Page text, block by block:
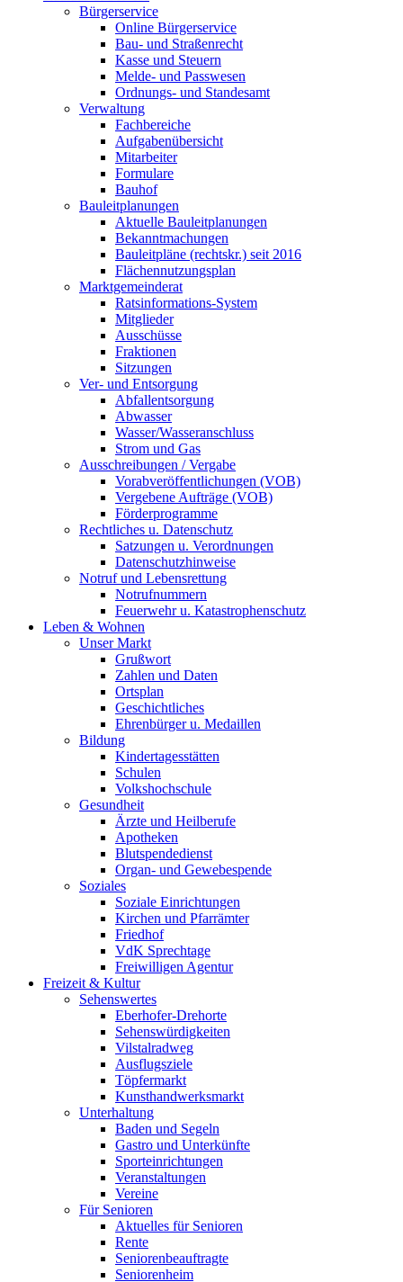
Bürgerservice
Online Bürgerservice
Bau- und Straßenrecht
Kasse und Steuern
Melde- und Passwesen
Ordnungs- und Standesamt
Verwaltung
Fachbereiche
Aufgabenübersicht
Mitarbeiter
Formulare
Bauhof
Bauleitplanungen
Aktuelle Bauleitplanungen
Bekanntmachungen
Bauleitpläne (rechtskr.) seit 2016
Flächennutzungsplan
Marktgemeinderat
Ratsinformations-System
Mitglieder
Ausschüsse
Fraktionen
Sitzungen
Ver- und Entsorgung
Abfallentsorgung
Abwasser
Wasser/Wasseranschluss
Strom und Gas
Ausschreibungen / Vergabe
Vorabveröffentlichungen (VOB)
Vergebene Aufträge (VOB)
Förderprogramme
Rechtliches u. Datenschutz
Satzungen u. Verordnungen
Datenschutzhinweise
Notruf und Lebensrettung
Notrufnummern
Feuerwehr u. Katastrophenschutz
Leben & Wohnen
Unser Markt
Grußwort
Zahlen und Daten
Ortsplan
Geschichtliches
Ehrenbürger u. Medaillen
Bildung
Kindertagesstätten
Schulen
Volkshochschule
Gesundheit
Ärzte und Heilberufe
Apotheken
Blutspendedienst
Organ- und Gewebespende
Soziales
Soziale Einrichtungen
Kirchen und Pfarrämter
Friedhof
VdK Sprechtage
Freiwilligen Agentur
Freizeit & Kultur
Sehenswertes
Eberhofer-Drehorte
Sehenswürdigkeiten
Vilstalradweg
Ausflugsziele
Töpfermarkt
Kunsthandwerksmarkt
Unterhaltung
Baden und Segeln
Gastro und Unterkünfte
Sporteinrichtungen
Veranstaltungen
Vereine
Für Senioren
Aktuelles für Senioren
Rente
Seniorenbeauftragte
Seniorenheim